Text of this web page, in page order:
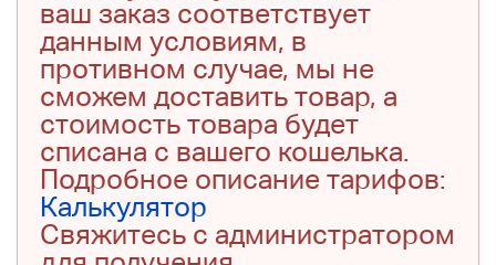
ваш заказ соответствует
данным условиям, в
противном случае, мы не
сможем доставить товар, а
стоимость товара будет
списана с вашего кошелька.
Подробное описание тарифов:
Калькулятор
Свяжитесь с администратором